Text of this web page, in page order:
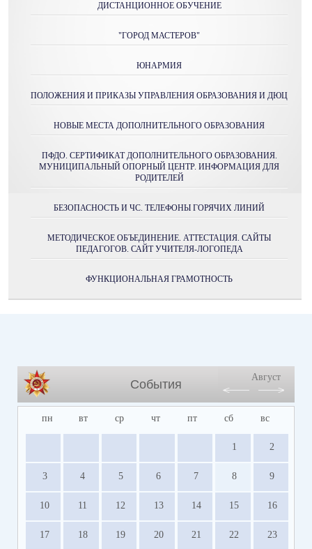
ДИСТАНЦИОННОЕ ОБУЧЕНИЕ
"ГОРОД МАСТЕРОВ"
ЮНАРМИЯ
ПОЛОЖЕНИЯ И ПРИКАЗЫ УПРАВЛЕНИЯ ОБРАЗОВАНИЯ И ДЮЦ
НОВЫЕ МЕСТА ДОПОЛНИТЕЛЬНОГО ОБРАЗОВАНИЯ
ПФДО. СЕРТИФИКАТ ДОПОЛНИТЕЛЬНОГО ОБРАЗОВАНИЯ.
МУНИЦИПАЛЬНЫЙ ОПОРНЫЙ ЦЕНТР. ИНФОРМАЦИЯ ДЛЯ
РОДИТЕЛЕЙ
БЕЗОПАСНОСТЬ И ЧС. ТЕЛЕФОНЫ ГОРЯЧИХ ЛИНИЙ
МЕТОДИЧЕСКОЕ ОБЪЕДИНЕНИЕ. АТТЕСТАЦИЯ. САЙТЫ
ПЕДАГОГОВ. САЙТ УЧИТЕЛЯ-ЛОГОПЕДА
ФУНКЦИОНАЛЬНАЯ ГРАМОТНОСТЬ
События
Август
пн вт ср чт пт сб вс
1 2
3 4 5 6 7 8 9
10 11 12 13 14 15 16
17 18 19 20 21 22 23